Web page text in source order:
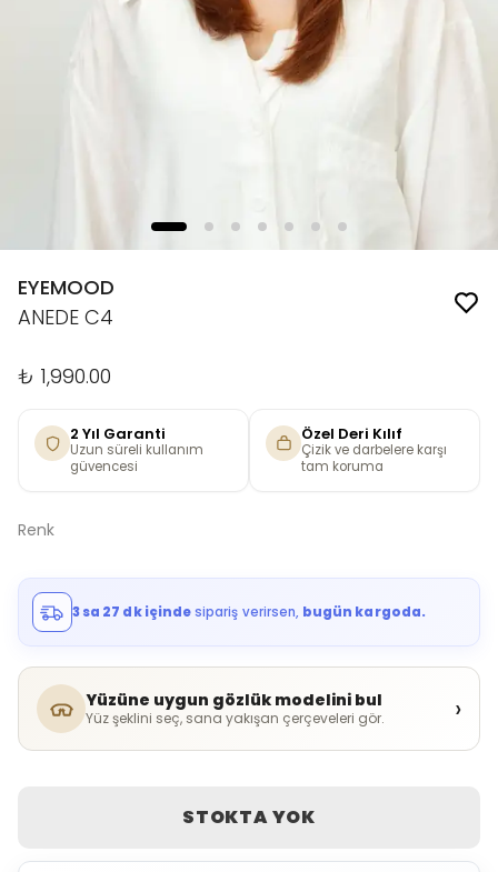
EYEMOOD
ANEDE C4
₺ 1,990.00
2 Yıl Garanti
Uzun süreli kullanım
güvencesi
Özel Deri Kılıf
Çizik ve darbelere karşı
tam koruma
Renk
3 sa 27 dk içindesipariş verirsen, bugün kargoda.
Yüzüne uygun gözlük modelini bul
Yüz şeklini seç, sana yakışan çerçeveleri gör. ›
STOKTA YOK